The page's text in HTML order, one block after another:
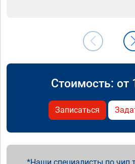
Стоимость: от
Записаться